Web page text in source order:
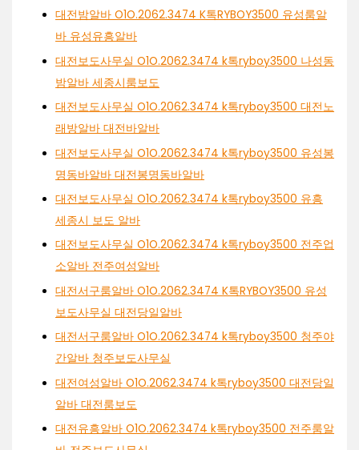
대전밤알바 O1O.2062.3474 K톡RYBOY3500 유성룸알
바 유성유흥알바
대전보도사무실 O1O.2062.3474 k톡ryboy3500 나성동
밤알바 세종시룸보도
대전보도사무실 O1O.2062.3474 k톡ryboy3500 대전노
래방알바 대전바알바
대전보도사무실 O1O.2062.3474 k톡ryboy3500 유성봉
명동바알바 대전봉명동바알바
대전보도사무실 O1O.2062.3474 k톡ryboy3500 유흥
세종시 보도 알바
대전보도사무실 O1O.2062.3474 k톡ryboy3500 전주업
소알바 전주여성알바
대전서구룸알바 O1O.2062.3474 K톡RYBOY3500 유성
보도사무실 대전당일알바
대전서구룸알바 O1O.2062.3474 k톡ryboy3500 청주야
간알바 청주보도사무실
대전여성알바 O1O.2062.3474 k톡ryboy3500 대전당일
알바 대전룸보도
대전유흥알바 O1O.2062.3474 k톡ryboy3500 전주룸알